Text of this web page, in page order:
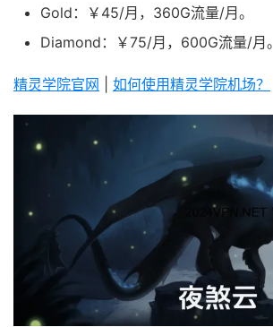
Gold：￥45/月，360G流量/月。
Diamond：￥75/月，600G流量/月。
精灵学院官网 如何使用精灵学院机场？